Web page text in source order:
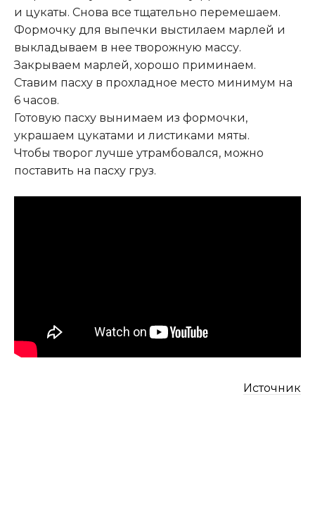
и цукаты. Снова все тщательно перемешаем.
Формочку для выпечки выстилаем марлей и
выкладываем в нее творожную массу.
Закрываем марлей, хорошо приминаем.
Ставим пасху в прохладное место минимум на
6 часов.
Готовую пасху вынимаем из формочки,
украшаем цукатами и листиками мяты.
Чтобы творог лучше утрамбовался, можно
поставить на пасху груз.
Источник